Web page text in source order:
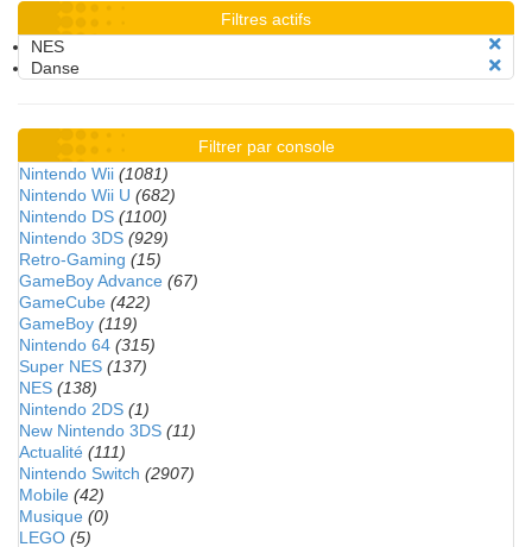
Filtres actifs
NES
Danse
Filtrer par console
Nintendo Wii (1081)
Nintendo Wii U (682)
Nintendo DS (1100)
Nintendo 3DS (929)
Retro-Gaming (15)
GameBoy Advance (67)
GameCube (422)
GameBoy (119)
Nintendo 64 (315)
Super NES (137)
NES (138)
Nintendo 2DS (1)
New Nintendo 3DS (11)
Actualité (111)
Nintendo Switch (2907)
Mobile (42)
Musique (0)
LEGO (5)